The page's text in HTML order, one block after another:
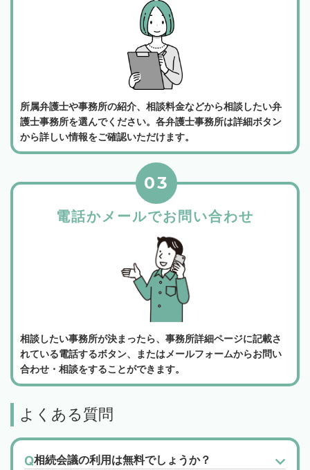
所属弁護士や事務所の紹介、相談料金などから相談したい弁
護士事務所を選んでください。各弁護士事務所は詳細ボタン
から詳しい情報をご確認いただけます。
電話かメールでお問い合わせ
03
相談したい事務所が決まったら、事務所詳細ページに記載さ
れている電話するボタン、またはメールフォームからお問い
合わせ・相談をすることができます。
よくある質問
相続会議の利用は無料でしょうか？